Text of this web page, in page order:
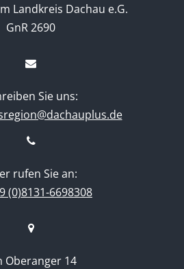
Landkreis Dachau e.G.
GnR 2690
Sie uns:
rufen Sie an:
(0)8131-6698308
Oberanger 14